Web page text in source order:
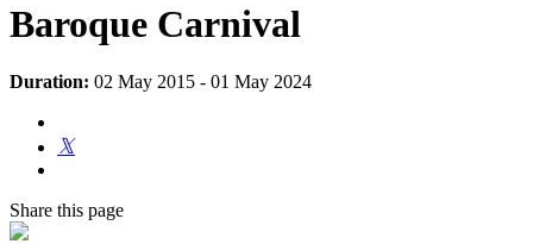
Baroque Carnival
Duration: 02 May 2015 - 01 May 2024
Share this page